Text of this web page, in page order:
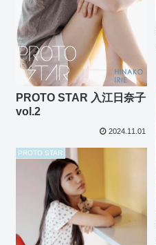
PROTO STAR 入江日奈子
vol.2
2024.11.01
PROTO STAR